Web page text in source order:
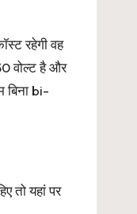
रहेगी वह
वोल्ट है और
बिना bi-
तो यहां पर